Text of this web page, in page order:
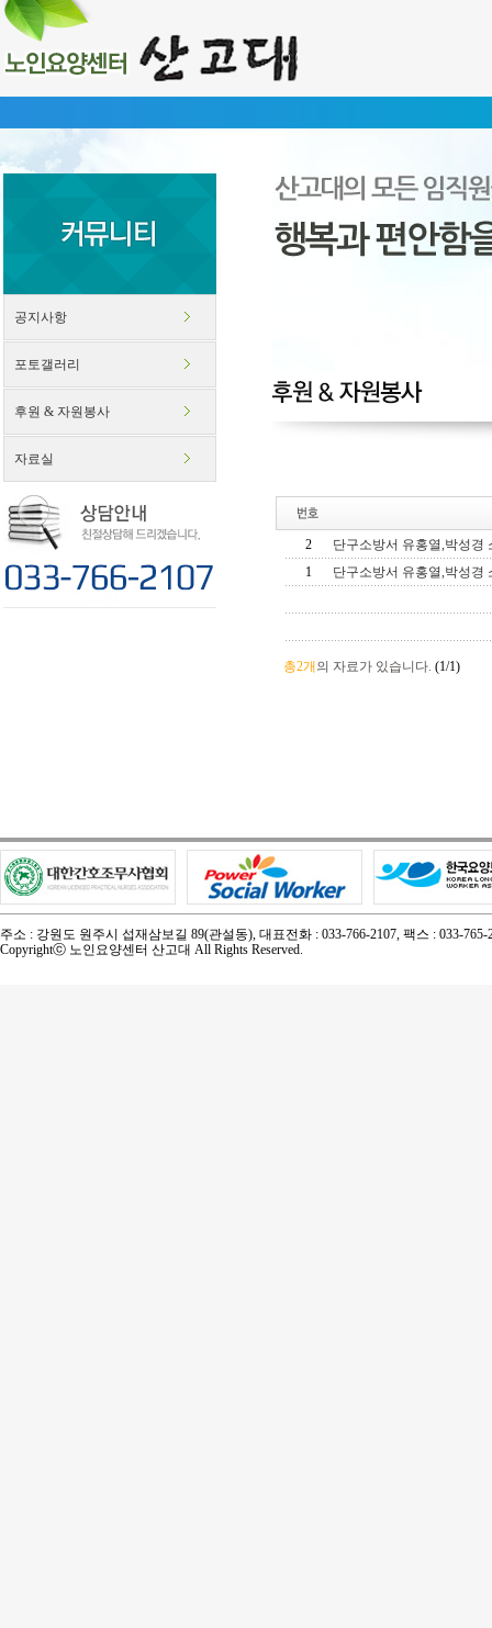
공지사항
포토갤러리
후원 & 자원봉사
자료실
2
단구소방서 유홍열,박성경
1
단구소방서 유홍열,박성경
총2개 의 자료가 있습니다. (1/1)
주소 : 강원도 원주시 섭재삼보길 89(관설동), 대표전화 : 033-766-2107, 팩스 : 033-765-
Copyrightⓒ 노인요양센터 산고대 All Rights Reserved.